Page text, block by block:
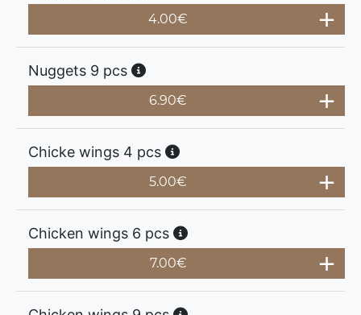
4.00€
Nuggets 9 pcs
6.90€
Chicke wings 4 pcs
5.00€
Chicken wings 6 pcs
7.00€